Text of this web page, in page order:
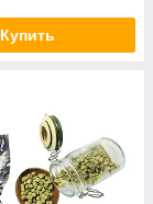
Купить